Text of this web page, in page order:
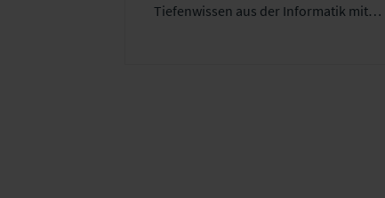
Tiefenwissen aus der Informatik mit